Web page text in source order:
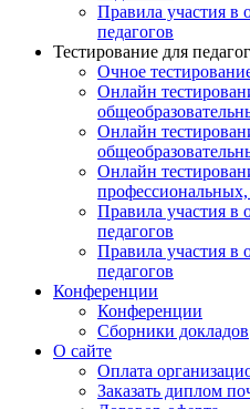
Правила участия в
педагогов
Тестирование для
Очное
Онлайн
Онлайн
Онлайн
Правила участия в
педагогов
Правила участия в
педагогов
Конференции
Конференции
Сборники докладов
О сайте
Оплата
Заказать диплом